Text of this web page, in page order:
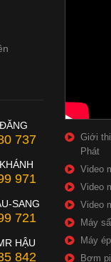
737
971
SANG
721
HẬU
842
Giới
Phát
Video
Video
Video
Máy
Máy
Bơm